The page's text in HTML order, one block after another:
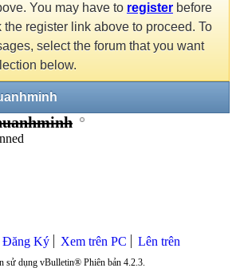
You may have to register before
register link above to proceed. To
select the forum that you want
below.
Đăng Ký Xem trên PC Lên trên
sử dụng vBulletin® Phiên bản 4.2.3.